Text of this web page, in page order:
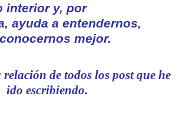
interior y, por
ayuda a entendernos,
mejor.
de todos los post que he
ido escribiendo.